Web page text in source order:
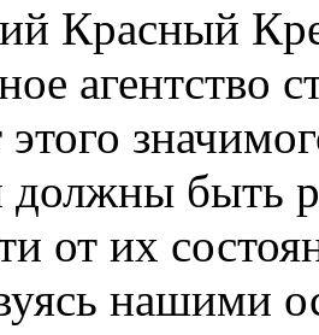
Красный
агентство
этого
быть
от их
нашими